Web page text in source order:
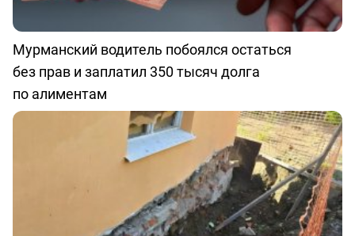
Мурманский водитель побоялся остаться
без прав и заплатил 350 тысяч долга
по алиментам